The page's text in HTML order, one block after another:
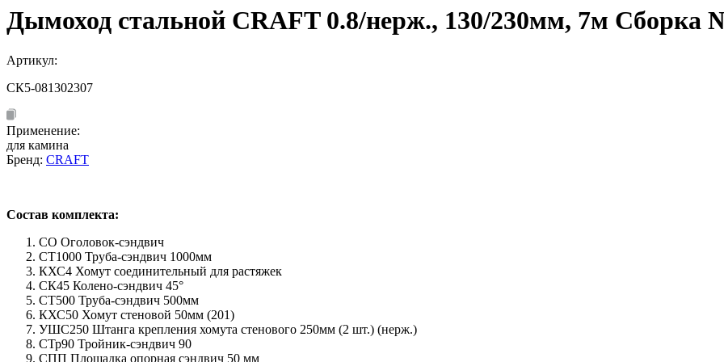
Дымоход стальной CRAFT 0.8/нерж., 130/230мм, 7м Сборка
Артикул:
СК5-081302307
Применение:
для камина
Бренд: CRAFT
Состав комплекта:
СО Оголовок-сэндвич
СТ1000 Труба-сэндвич 1000мм
КХС4 Хомут соединительный для растяжек
СК45 Колено-сэндвич 45°
СТ500 Труба-сэндвич 500мм
КХС50 Хомут стеновой 50мм (201)
УШС250 Штанга крепления хомута стенового 250мм (2 шт.) (нерж.)
СТр90 Тройник-сэндвич 90
СПП Площадка опорная сэндвич 50 мм